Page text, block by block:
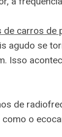
carros de
agudo se
Isso
de
o